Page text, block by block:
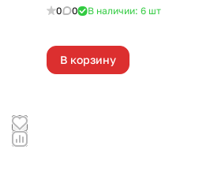
0 0 В наличии: 6 шт
В корзину